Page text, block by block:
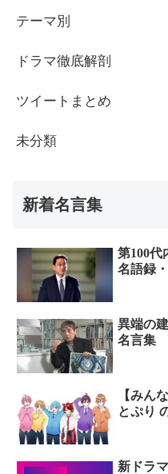
テーマ別
ドラマ徹底解剖
ツイートまとめ
未分類
新着名言集
第100代
名語録
異端の
名言集
【みん
とぷり
新ドラ